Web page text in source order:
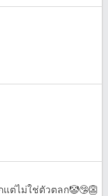
แต่ไม่ใช่ตัวตลก🤡🤥👺